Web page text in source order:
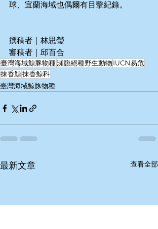
球、宜蘭海域也偶爾有目擊紀錄。
撰稿者｜林思瑩
審稿者｜邱百合
臺灣海域鯨豚物種瀕臨絕種野生動物 IUCN易危
抹香鯨抹香鯨科
臺灣海域鯨豚物種
最新文章 查看全部